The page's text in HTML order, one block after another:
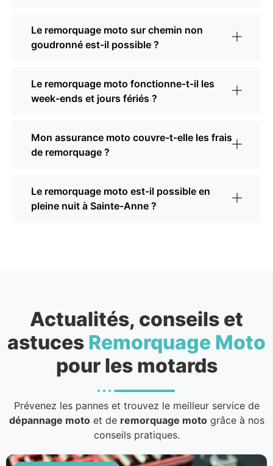
Le remorquage moto sur chemin non
goudronné est-il possible ?
Le remorquage moto fonctionne-t-il les
week-ends et jours fériés ?
Mon assurance moto couvre-t-elle les frais
de remorquage ?
Le remorquage moto est-il possible en
pleine nuit à Sainte-Anne ?
Actualités, conseils et
astuces Remorquage Moto
pour les motards
Prévenez les pannes et trouvez le meilleur service de
dépannage motoet de remorquage motogrâce à nos
conseils pratiques.